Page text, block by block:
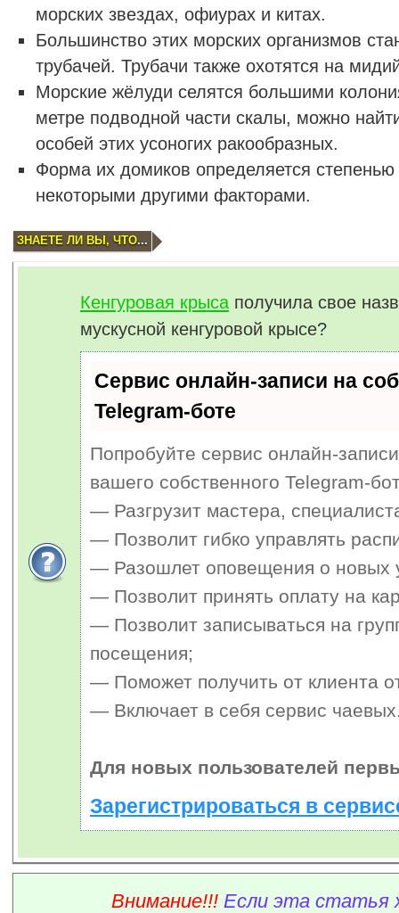
морских звездах, офиурах и китах.
Большинство этих морских организмов
трубачей. Трубачи также охотятся на
Морские жёлуди селятся большими
метре подводной части скалы, можно
особей этих усоногих ракообразных.
Форма их домиков определяется степенью
некоторыми другими факторами.
ЗНАЕТЕ ЛИ ВЫ, ЧТО...
Кенгуровая крыса получила свое
мускусной кенгуровой крысе?
Сервис онлайн-записи на
Telegram-боте
Попробуйте сервис онлайн-
вашего собственного Telegram-
— Разгрузит мастера,
— Позволит гибко управлять
— Разошлет оповещения о новых
— Позволит принять оплату на
— Позволит записываться на
посещения;
— Поможет получить от клиента
— Включает в себя сервис
Для новых пользователей
Зарегистрироваться в
Внимание!!! Если эта статья